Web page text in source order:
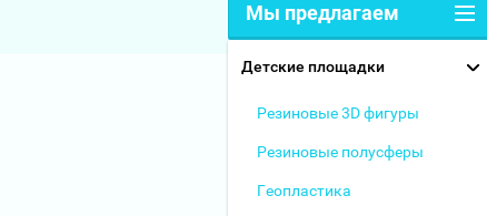
Мы предлагаем
Детские площадки
Резиновые 3D фигуры
Резиновые полусферы
Геопластика